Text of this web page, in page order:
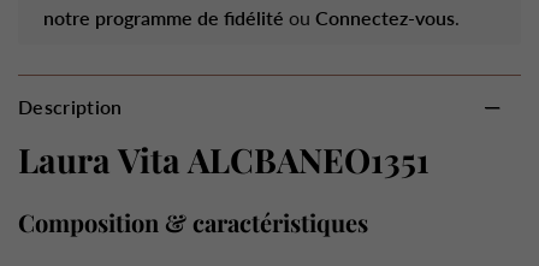
notre programme de fidélité ou Connectez-vous.
Description
Laura Vita ALCBANEO1351
Composition & caractéristiques